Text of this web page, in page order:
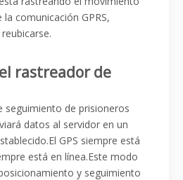
comunicación GPRS,
rastreador de
seguimiento de prisioneros
datos al servidor en un
GPS siempre está
está en línea.Este modo
y seguimiento